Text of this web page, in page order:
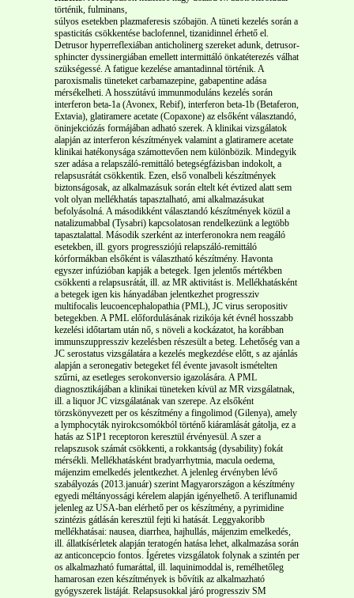
történik, fulminans,
súlyos esetekben plazmaferesis szóbajön. A tüneti kezelés során a
spasticitás csökkentése baclofennel, tizanidinnel érhető el.
Detrusor hyperreflexiában anticholinerg szereket adunk, detrusor-
sphincter dyssinergiában emellett intermittáló önkatéterezés válhat
szükségessé. A fatigue kezelése amantadinnal történik. A
paroxismalis tüneteket carbamazepine, gabapentine adása
mérsékelheti. A hosszútávú immunmoduláns kezelés során
interferon beta-1a (Avonex, Rebif), interferon beta-1b (Betaferon,
Extavia), glatiramere acetate (Copaxone) az elsőként választandó,
öninjekciózás formájában adható szerek. A klinikai vizsgálatok
alapján az interferon készítmények valamint a glatiramere acetate
klinikai hatékonysága számottevően nem különbözik. Mindegyik
szer adása a relapszáló-remittáló betegségfázisban indokolt, a
relapsusrátát csökkentik. Ezen, első vonalbeli készítmények
biztonságosak, az alkalmazásuk során eltelt két évtized alatt sem
volt olyan mellékhatás tapasztalható, ami alkalmazásukat
befolyásolná. A másodikként választandó készítmények közül a
natalizumabbal (Tysabri) kapcsolatosan rendelkezünk a legtöbb
tapasztalattal. Második szerként az interferonokra nem reagáló
esetekben, ill. gyors progressziójú relapszáló-remittáló
kórformákban elsőként is választható készítmény. Havonta
egyszer infúzióban kapják a betegek. Igen jelentős mértékben
csökkenti a relapsusrátát, ill. az MR aktivitást is. Mellékhatásként
a betegek igen kis hányadában jelentkezhet progressziv
multifocalis leucoencephalopathia (PML), JC virus seropositiv
betegekben. A PML előfordulásának rizikója két évnél hosszabb
kezelési időtartam után nő, s növeli a kockázatot, ha korábban
immunszuppressziv kezelésben részesült a beteg. Lehetőség van a
JC serostatus vizsgálatára a kezelés megkezdése előtt, s az ajánlás
alapján a seronegativ betegeket fél évente javasolt ismételten
szűrni, az esetleges serokonversio igazolására. A PML
diagnosztikájában a klinikai tüneteken kívül az MR vizsgálatnak,
ill. a liquor JC vizsgálatának van szerepe. Az elsőként
törzskönyvezett per os készítmény a fingolimod (Gilenya), amely
a lymphocyták nyirokcsomókból történő kiáramlását gátolja, ez a
hatás az S1P1 receptoron keresztül érvényesül. A szer a
relapszusok számát csökkenti, a rokkantság (dysability) fokát
mérsékli. Mellékhatásként bradyarrhytmia, macula oedema,
májenzim emelkedés jelentkezhet. A jelenleg érvényben lévő
szabályozás (2013.január) szerint Magyarországon a készítmény
egyedi méltányossági kérelem alapján igényelhető. A teriflunamid
jelenleg az USA-ban elérhető per os készítmény, a pyrimidine
szintézis gátlásán keresztül fejti ki hatását. Leggyakoribb
mellékhatásai: nausea, diarrhea, hajhullás, májenzim emelkedés,
ill. állatkísérletek alapján teratogén hatása lehet, alkalmazása során
az anticoncepcio fontos. Ígéretes vizsgálatok folynak a szintén per
os alkalmazható fumaráttal, ill. laquinimoddal is, remélhetőleg
hamarosan ezen készítmények is bővítik az alkalmazható
gyógyszerek listáját. Relapsusokkal járó progressziv SM